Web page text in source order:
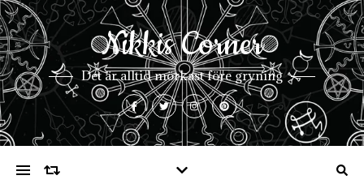
Nikkis Corner
Det är alltid mörkast före gryning